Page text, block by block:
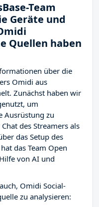
Team
Geräte und
Quellen haben
über die
Omidi aus
Zunächst haben wir
um
Ausrüstung zu
des Streamers als
das Setup des
das Team Open
von AI und
Omidi Social-
zu analysieren: